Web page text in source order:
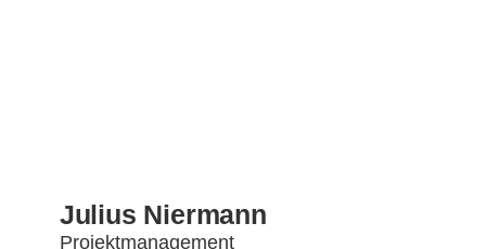
Julius Niermann
Projektmanagement